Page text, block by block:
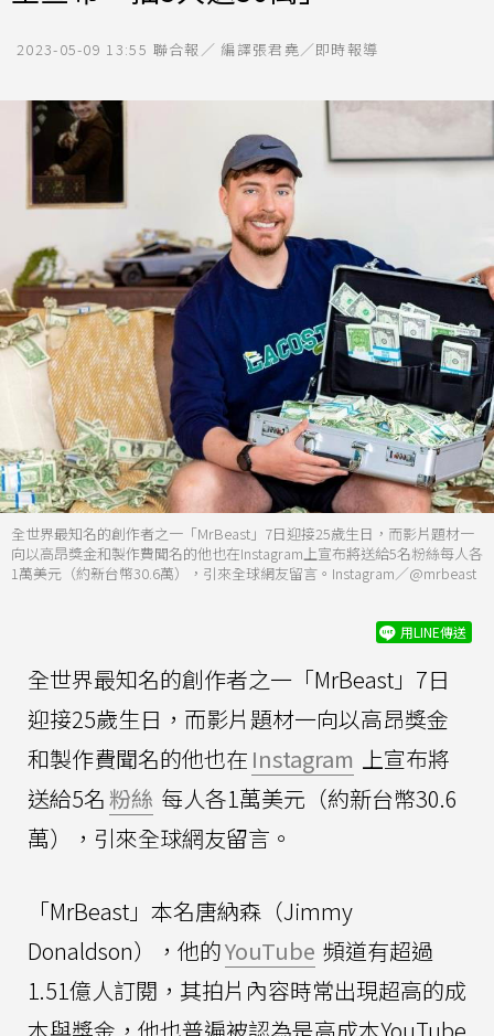
2023-05-09 13:55 聯合報／ 編譯張君堯／即時報導
全世界最知名的創作者之一「MrBeast」7日迎接25歲生日，而影片題材一
向以高昂獎金和製作費聞名的他也在Instagram上宣布將送給5名粉絲每人各
1萬美元（約新台幣30.6萬），引來全球網友留言。Instagram／@mrbeast
用LINE傳送
全世界最知名的創作者之一「MrBeast」7日
迎接25歲生日，而影片題材一向以高昂獎金
和製作費聞名的他也在 Instagram 上宣布將
送給5名粉絲 每人各1萬美元（約新台幣30.6
萬），引來全球網友留言。
「MrBeast」本名唐納森（Jimmy
Donaldson），他的YouTube 頻道有超過
1.51億人訂閱，其拍片內容時常出現超高的成
本與獎金，他也普遍被認為是高成本YouTube